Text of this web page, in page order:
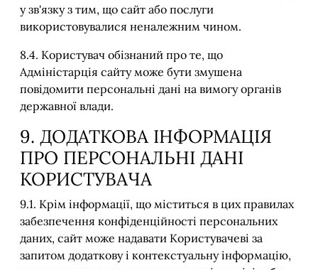
у зв'язку з тим, що сайт або послуги
використовувалися неналежним чином.
8.4. Користувач обізнаний про те, що
Адміністарція сайту може бути змушена
повідомити персональні дані на вимогу органів
державної влади.
9. ДОДАТКОВА ІНФОРМАЦІЯ
ПРО ПЕРСОНАЛЬНІ ДАНІ
КОРИСТУВАЧА
9.1. Крім інформації, що міститься в цих правилах
забезпечення конфіденційності персональних
даних, сайт може надавати Користувачеві за
запитом додаткову і контекстуальну інформацію,